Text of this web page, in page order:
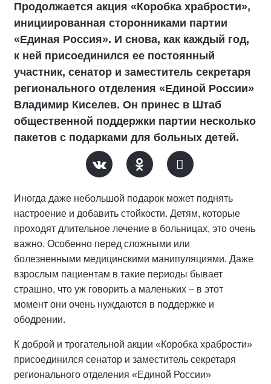
Продолжается акция «Коробка храбрости»,
инициированная сторонниками партии
«Единая Россия». И снова, как каждый год,
к ней присоединился ее постоянный
участник, сенатор и заместитель секретаря
регионального отделения «Единой России»
Владимир Киселев. Он принес в Штаб
общественной поддержки партии несколько
пакетов с подарками для больных детей.
Иногда даже небольшой подарок может поднять
настроение и добавить стойкости. Детям, которые
проходят длительное лечение в больницах, это очень
важно. Особенно перед сложными или
болезненными медицинскими манипуляциями. Даже
взрослым пациентам в такие периоды бывает
страшно, что уж говорить а маленьких – в этот
момент они очень нуждаются в поддержке и
ободрении.
К доброй и трогательной акции «Коробка храбрости»
присоединился сенатор и заместитель секретаря
регионального отделения «Единой России»